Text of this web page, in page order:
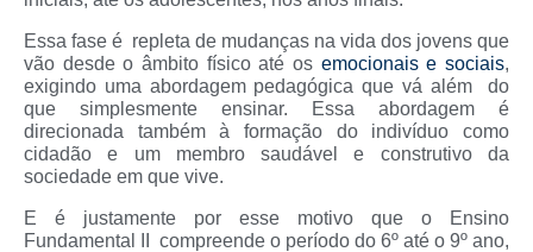
Essa fase é repleta de mudanças na vida dos jovens que
vão desde o âmbito físico até os emocionais e sociais,
exigindo uma abordagem pedagógica que vá além do
que simplesmente ensinar. Essa abordagem é
direcionada também à formação do indivíduo como
cidadão e um membro saudável e construtivo da
sociedade em que vive.
E é justamente por esse motivo que o Ensino
Fundamental II compreende o período do 6º até o 9º ano,